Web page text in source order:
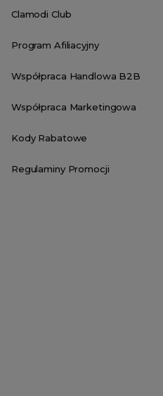
Clamodi Club
Program Afiliacyjny
Współpraca Handlowa B2B
Współpraca Marketingowa
Kody Rabatowe
Regulaminy Promocji